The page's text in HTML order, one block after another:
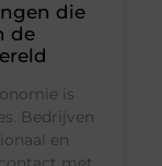
die
de
is
Bedrijven
en